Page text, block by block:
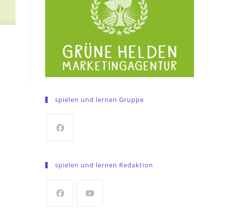
spielen und lernen Gruppe
a
tab
spielen und lernen Redaktion